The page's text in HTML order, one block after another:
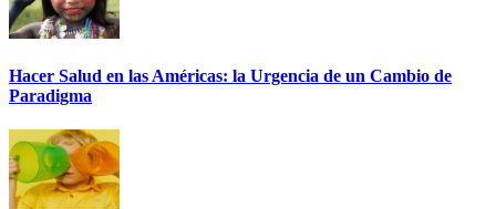
Hacer Salud en las Américas: la Urgencia de un Cambio de
Paradigma